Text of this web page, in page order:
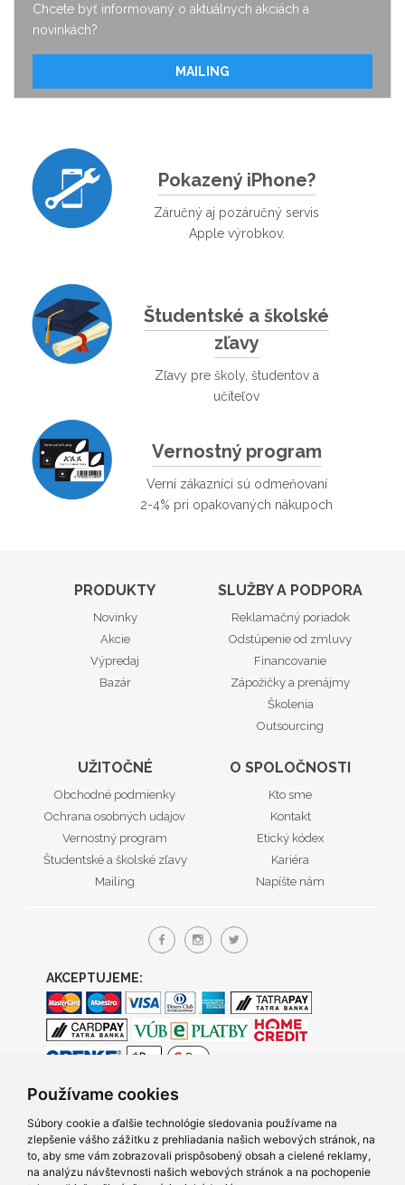
Používame cookies
Súbory cookie a ďalšie technológie sledovania používame na
zlepšenie vášho zážitku z prehliadania našich webových stránok, na
to, aby sme vám zobrazovali prispôsobený obsah a cielené reklamy,
na analýzu návštevnosti našich webových stránok a na pochopenie
Chcete byť informovaný o aktuálnych akciách a
novinkách?
MAILING
Pokazený iPhone?
Záručný aj pozáručný servis
Apple výrobkov.
Študentské a školské
zľavy
Zľavy pre školy, študentov a
učiteľov
Vernostný program
Verní zákazníci sú odmeňovaní
2-4% pri opakovaných nákupoch
PRODUKTY
Novinky
Akcie
Výpredaj
Bazár
SLUŽBY A PODPORA
Reklamačný poriadok
Odstúpenie od zmluvy
Financovanie
Zápožičky a prenájmy
Školenia
Outsourcing
UŽITOČNÉ
Obchodné podmienky
Ochrana osobných udajov
Vernostný program
Študentské a školské zľavy
Mailing
O SPOLOČNOSTI
Kto sme
Kontakt
Etický kódex
Kariéra
Napíšte nám
AKCEPTUJEME: